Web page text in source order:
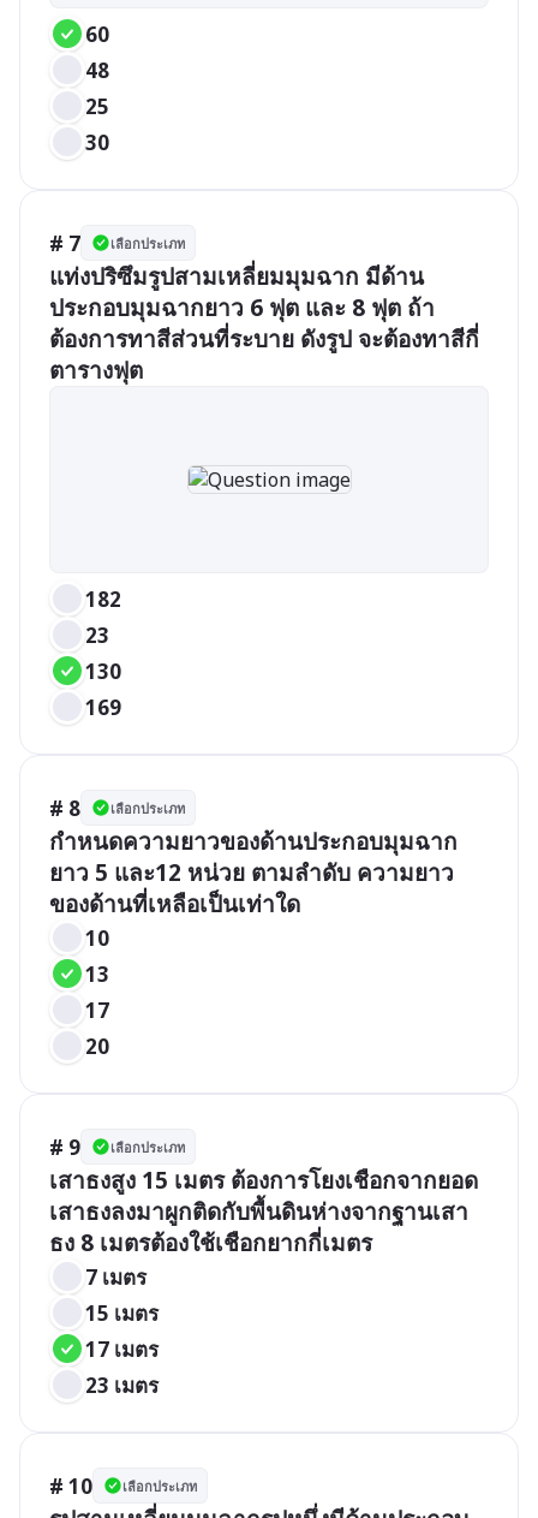
60
48
25
30
# 7 เลือกประเภท
แท่งปริซึมรูปสามเหลี่ยมมุมฉาก มีด้าน
ประกอบมุมฉากยาว 6 ฟุต และ 8 ฟุต ถ้า
ต้องการทาสีส่วนที่ระบาย ดังรูป จะต้องทาสีกี่
182
23
130
169
# 8 เลือกประเภท
กำหนดความยาวของด้านประกอบมุมฉาก
ยาว 5 และ12 หน่วย ตามลำดับ ความยาว
10
13
17
20
# 9 เลือกประเภท
เสาธงสูง 15 เมตร ต้องการโยงเชือกจากยอด
เสาธงลงมาผูกติดกับพื้นดินห่างจากฐานเสา
7 เมตร
15 เมตร
17 เมตร
23 เมตร
# 10 เลือกประเภท